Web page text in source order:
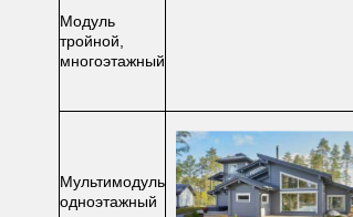
Модуль
тройной,
многоэтажный
Мультимодуль
одноэтажный